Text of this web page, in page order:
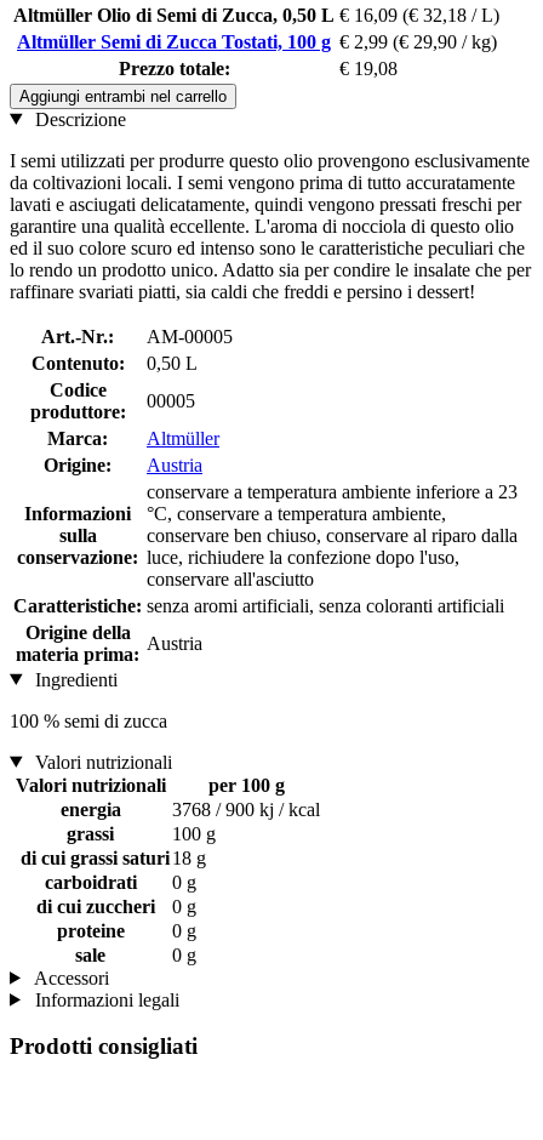
Altmüller Olio di Semi di Zucca, 0,50 L € 16,09 (€ 32,18 / L)
Altmüller Semi di Zucca Tostati, 100 g € 2,99 (€ 29,90 / kg)
Prezzo totale:
€ 19,08
Aggiungi entrambi nel carrello
Descrizione
I semi utilizzati per produrre questo olio provengono esclusivamente
da coltivazioni locali. I semi vengono prima di tutto accuratamente
lavati e asciugati delicatamente, quindi vengono pressati freschi per
garantire una qualità eccellente. L'aroma di nocciola di questo olio
ed il suo colore scuro ed intenso sono le caratteristiche peculiari che
lo rendo un prodotto unico. Adatto sia per condire le insalate che per
raffinare svariati piatti, sia caldi che freddi e persino i dessert!
Art.-Nr.:
AM-00005
Contenuto:
0,50 L
Codice
produttore:
00005
Marca:
Altmüller
Origine:
Austria
Informazioni
sulla
conservazione:
conservare a temperatura ambiente inferiore a 23
°C, conservare a temperatura ambiente,
conservare ben chiuso, conservare al riparo dalla
luce, richiudere la confezione dopo l'uso,
conservare all'asciutto
Caratteristiche: senza aromi artificiali, senza coloranti artificiali
Origine della
materia prima:
Austria
Ingredienti
100 % semi di zucca
Valori nutrizionali
Valori nutrizionali
per 100 g
energia
3768 / 900 kj / kcal
grassi
100 g
di cui grassi saturi18 g
carboidrati
0 g
di cui zuccheri
0 g
proteine
0 g
sale
0 g
Accessori
Informazioni legali
Prodotti consigliati